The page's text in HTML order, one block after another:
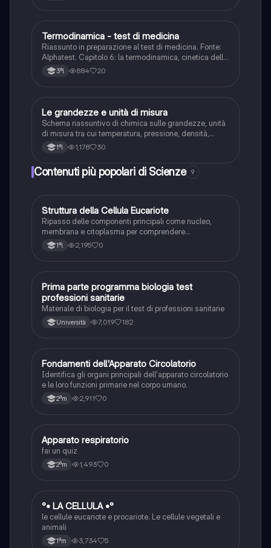
Scienze
Termodinamica - test di medicina
Riassunto in preparazione al test di medicina. Fonte:
Alphatest. Capitolo 6: la termodinamica, cinetica delle
reazioni all’equilibrio
3ªl 884 20
Scienze
Le grandezze e unità di misura
Schema riassuntivo di chimica sulle grandezze, unità
di misura tra cui temperatura, pressione, densità,
massa ed energia.
1ªl 1,178 30
Contenuti più popolari di Scienze 9
SScienze
Struttura della Cellula Eucariote
Ripasso delle componenti principali come nucleo,
membrana e citoplasma per comprendere
l'organizzazione di base della cellula.
1ªl 2,195 0
Scienze
Prima parte programma biologia test
professioni sanitarie
Materiale di biologia per il test di professioni sanitarie
Università 7,019 182
FScienze
Fondamenti dell'Apparato Circolatorio
Identifica gli organi principali dell'apparato circolatorio
e le loro funzioni primarie nel corpo umano.
2ªm 2,911 0
AScienze
Apparato respiratorio
fai un quiz
2ªm 1,493 0
° Scienze
°• LA CELLULA •°
le cellule eucariote e procariote. Le cellule vegetali e
animali
1ªm 3,734 5